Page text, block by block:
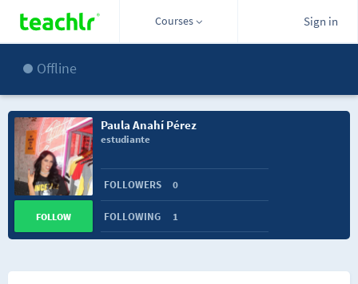
Courses Sign in
Offline
Paula Anahí Pérez
estudiante
FOLLOWERS 0
FOLLOWING 1
FOLLOW